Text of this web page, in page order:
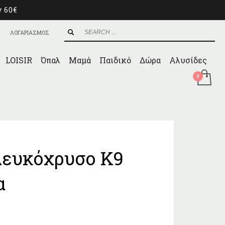
60€
ΛΟΓΑΡΙΑΣΜΟΣ
LOISIR Όπαλ Μαμά Παιδικό Δώρα Αλυσίδες
Κ9